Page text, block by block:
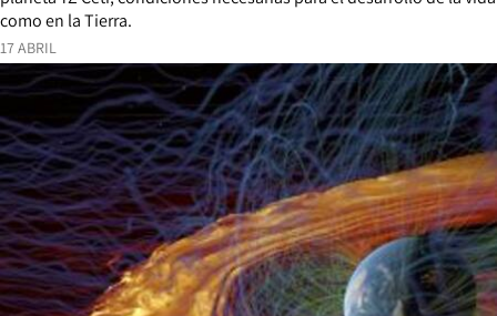
17 ABRIL
como en la Tierra.